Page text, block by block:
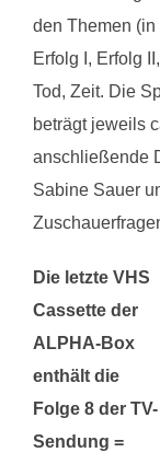
den Themen
Erfolg I, Erfolg
Tod, Zeit. Die
beträgt jeweils
anschließende
Sabine Sauer
Die letzte VHS
Cassette der
ALPHA-Box
enthält die
Folge 8 der TV-
Sendung =